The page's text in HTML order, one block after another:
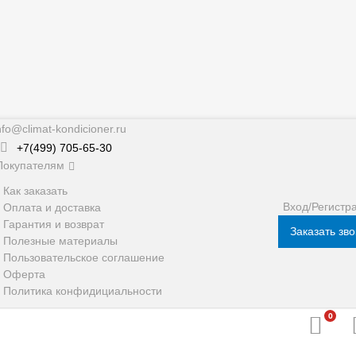
kondicioner.ru
+7(499) 705-65-30
Как заказать
Оплата и доставка
Гарантия и возврат
Полезные материалы
Пользовательское соглашение
Оферта
Политика конфидициальности
Вход/
Заказать
0